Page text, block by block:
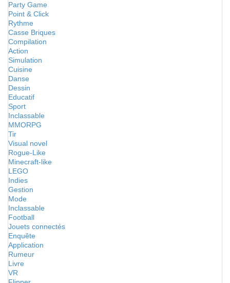
Party Game
Point & Click
Rythme
Casse Briques
Compilation
Action
Simulation
Cuisine
Danse
Dessin
Educatif
Sport
Inclassable
MMORPG
Tir
Visual novel
Rogue-Like
Minecraft-like
LEGO
Indies
Gestion
Mode
Inclassable
Football
Jouets connectés
Enquête
Application
Rumeur
Livre
VR